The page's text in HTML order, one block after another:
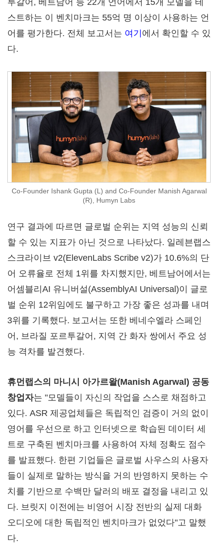
투갈어, 베트남어 등 22개 언어에서 15개 모델을 테
스트하는 이 벤치마크는 55억 명 이상이 사용하는 언
어를 평가한다. 전체 보고서는 여기 에서 확인할 수 있
다.
Co-Founder Ishank Gupta (L) and Co-Founder Manish Agarwal
(R), Humyn Labs
연구 결과에 따르면 글로벌 순위는 지역 성능의 신뢰
할 수 있는 지표가 아닌 것으로 나타났다. 일레븐랩스
스크라이브 v2(ElevenLabs Scribe v2)가 10.6%의 단
어 오류율로 전체 1위를 차지했지만, 베트남어에서는
어셈블리AI 유니버설(AssemblyAI Universal)이 글로
벌 순위 12위임에도 불구하고 가장 좋은 성과를 내며
3위를 기록했다. 보고서는 또한 베네수엘라 스페인
어, 브라질 포르투갈어, 지역 간 화자 쌍에서 주요 성
능 격차를 발견했다.
휴먼랩스의 마니시 아가르왈(Manish Agarwal) 공동
창업자는 "모델들이 자신의 작업을 스스로 채점하고
있다. ASR 제공업체들은 독립적인 검증이 거의 없이
영어를 우선으로 하고 인터넷으로 학습된 데이터 세
트로 구축된 벤치마크를 사용하여 자체 정확도 점수
를 발표했다. 한편 기업들은 글로벌 사우스의 사용자
들이 실제로 말하는 방식을 거의 반영하지 못하는 수
치를 기반으로 수백만 달러의 배포 결정을 내리고 있
다. 브릿지 이전에는 비영어 시장 전반의 실제 대화
오디오에 대한 독립적인 벤치마크가 없었다"고 말했
다.